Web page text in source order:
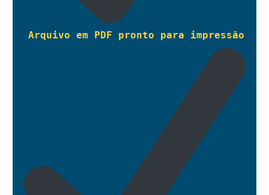
Arquivo em PDF pronto para impressão